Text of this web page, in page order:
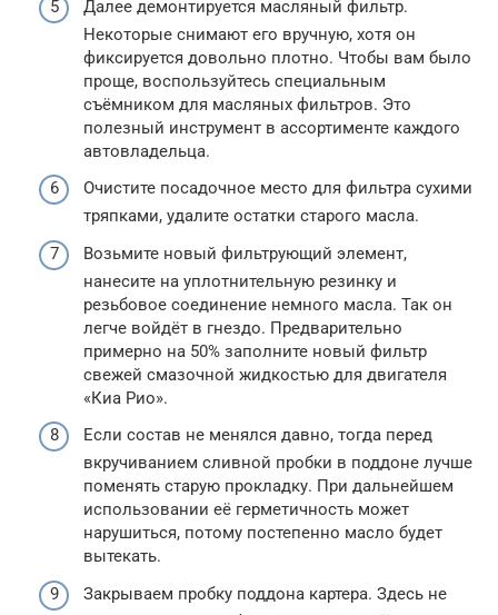
Далее демонтируется масляный фильтр.
Некоторые снимают его вручную, хотя он
фиксируется довольно плотно. Чтобы вам было
проще, воспользуйтесь специальным
съёмником для масляных фильтров. Это
полезный инструмент в ассортименте каждого
автовладельца.
Очистите посадочное место для фильтра сухими
тряпками, удалите остатки старого масла.
Возьмите новый фильтрующий элемент,
нанесите на уплотнительную резинку и
резьбовое соединение немного масла. Так он
легче войдёт в гнездо. Предварительно
примерно на 50% заполните новый фильтр
свежей смазочной жидкостью для двигателя
«Киа Рио».
Если состав не менялся давно, тогда перед
вкручиванием сливной пробки в поддоне лучше
поменять старую прокладку. При дальнейшем
использовании её герметичность может
нарушиться, потому постепенно масло будет
вытекать.
Закрываем пробку поддона картера. Здесь не